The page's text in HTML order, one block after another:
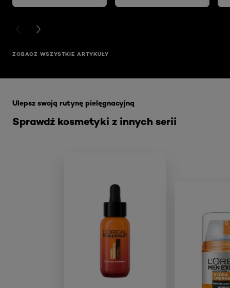
PREVIOUS CARD
NEXT CARD
ZOBACZ WSZYSTKIE ARTYKUŁY
Sprawdź kosmetyki z innych serii
Ulepsz swoją rutynę pielęgnacyjną